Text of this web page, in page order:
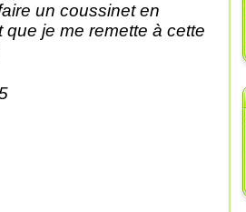
un coussinet en
que je me remette à cette